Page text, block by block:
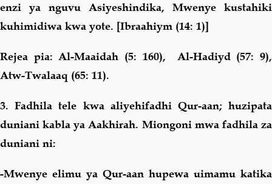
enzi ya nguvu Asiyeshindika,
Mwenye kustahiki
kuhimidiwa kwa yote. [Ibraahiym (14: 1)]
Rejea pia: Al-Maaidah (5: 160), Al-Hadiyd (57: 9),
Atw-Twalaaq (65: 11).
3. Fadhila tele kwa aliyehifadhi Qur-aan; huzipata
duniani kabla ya Aakhirah. Miongoni mwa fadhila za
duniani ni:
-Mwenye elimu ya Qur-aan hupewa uimamu katika